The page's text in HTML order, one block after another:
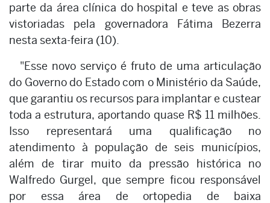
parte da área clínica do hospital e teve as obras
vistoriadas pela governadora Fátima Bezerra
nesta sexta-feira (10).
"Esse novo serviço é fruto de uma articulação
do Governo do Estado com o Ministério da Saúde,
que garantiu os recursos para implantar e custear
toda a estrutura, aportando quase R$ 11 milhões.
Isso representará uma qualificação no
atendimento à população de seis municípios,
além de tirar muito da pressão histórica no
Walfredo Gurgel, que sempre ficou responsável
por essa área de ortopedia de baixa